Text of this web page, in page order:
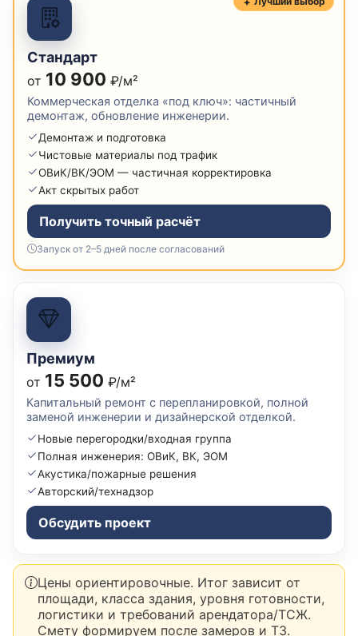
Стандарт
от 10 900 ₽/м²
Коммерческая отделка «под ключ»: частичный
демонтаж, обновление инженерии.
Демонтаж и подготовка
Чистовые материалы под трафик
ОВиК/ВК/ЭОМ — частичная корректировка
Акт скрытых работ
Получить точный расчёт
Запуск от 2–5 дней после согласований
Премиум
от 15 500 ₽/м²
Капитальный ремонт с перепланировкой, полной
заменой инженерии и дизайнерской отделкой.
Новые перегородки/входная группа
Полная инженерия: ОВиК, ВК, ЭОМ
Акустика/пожарные решения
Авторский/технадзор
Обсудить проект
Цены ориентировочные. Итог зависит от
площади, класса здания, уровня готовности,
логистики и требований арендатора/ТСЖ.
Смету формируем после замеров и ТЗ.